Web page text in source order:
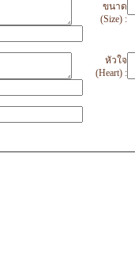
ขนาด
(Size) :
หัวใจ
(Heart) :